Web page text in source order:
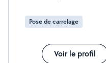
Pose de carrelage
Voir le profil